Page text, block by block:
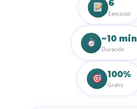
6
Ejercicios
~10 min
Duración
100%
Gratis